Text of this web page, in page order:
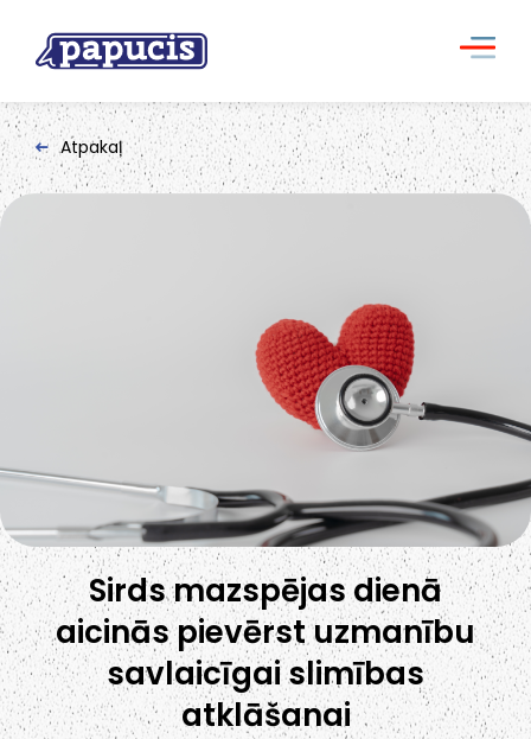
Atpakaļ
Sirds mazspējas dienā
aicinās pievērst uzmanību
savlaicīgai slimības
atklāšanai